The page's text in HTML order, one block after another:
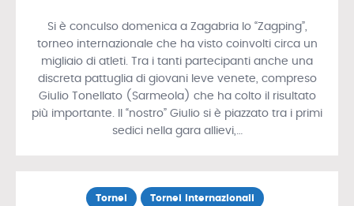
Si è conculso domenica a Zagabria lo “Zagping”,
torneo internazionale che ha visto coinvolti circa un
migliaio di atleti. Tra i tanti partecipanti anche una
discreta pattuglia di giovani leve venete, compreso
Giulio Tonellato (Sarmeola) che ha colto il risultato
più importante. Il “nostro” Giulio si è piazzato tra i primi
sedici nella gara allievi,…
Tornei Tornei Internazionali